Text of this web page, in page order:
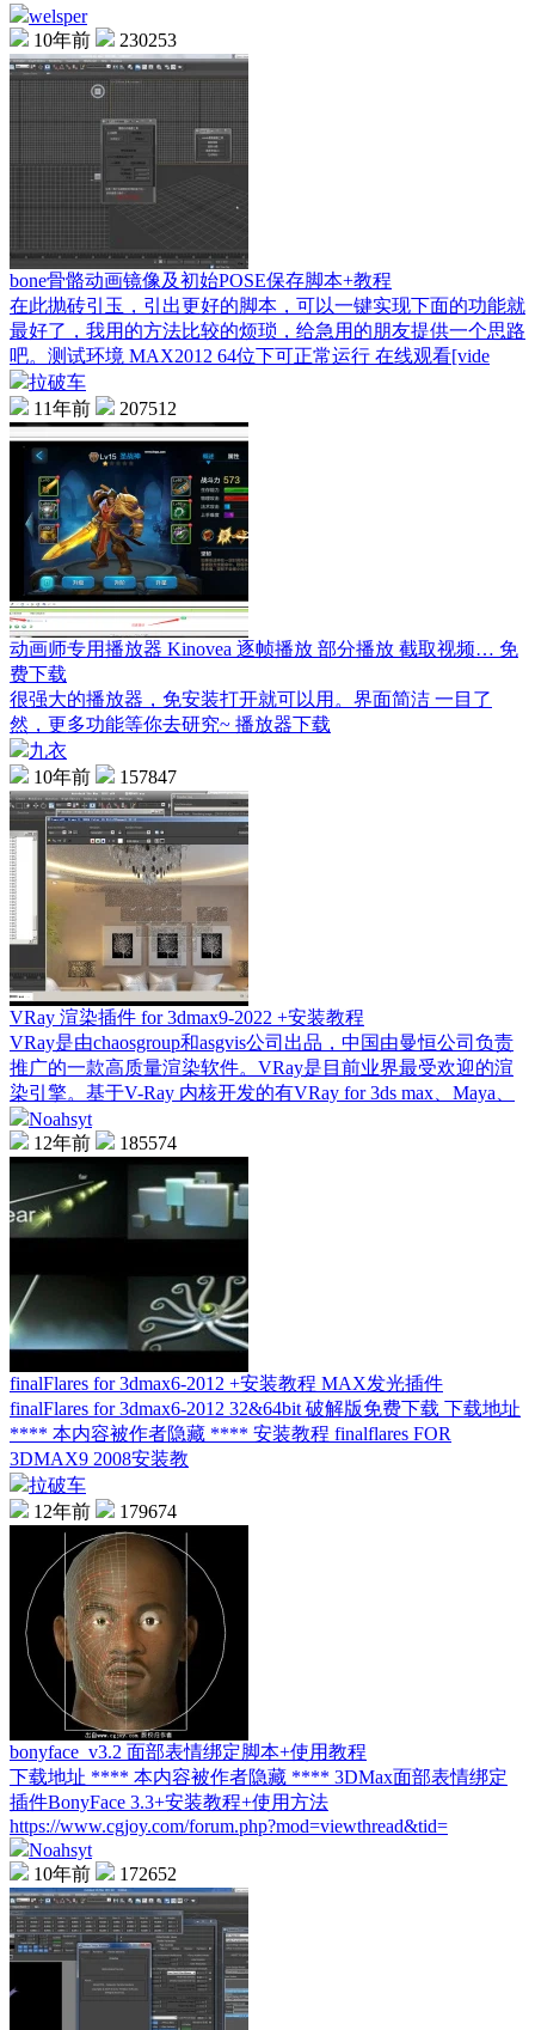
welsper
10年前
230253
bone骨骼动画镜像及初始POSE保存脚本+教程
在此抛砖引玉，引出更好的脚本，可以一键实现下面的功能就
最好了，我用的方法比较的烦琐，给急用的朋友提供一个思路
吧。测试环境 MAX2012 64位下可正常运行 在线观看[vide
拉破车
11年前
207512
动画师专用播放器 Kinovea 逐帧播放 部分播放 截取视频… 免
费下载
很强大的播放器，免安装打开就可以用。界面简洁 一目了
然，更多功能等你去研究~ 播放器下载
九衣
10年前
157847
VRay 渲染插件 for 3dmax9-2022 +安装教程
VRay是由chaosgroup和asgvis公司出品，中国由曼恒公司负责
推广的一款高质量渲染软件。VRay是目前业界最受欢迎的渲
染引擎。基于V-Ray 内核开发的有VRay for 3ds max、Maya、
Noahsyt
12年前
185574
finalFlares for 3dmax6-2012 +安装教程 MAX发光插件
finalFlares for 3dmax6-2012 32&64bit 破解版免费下载 下载地址
**** 本内容被作者隐藏 **** 安装教程 finalflares FOR
3DMAX9 2008安装教
拉破车
12年前
179674
bonyface_v3.2 面部表情绑定脚本+使用教程
下载地址 **** 本内容被作者隐藏 **** 3DMax面部表情绑定
插件BonyFace 3.3+安装教程+使用方法
https://www.cgjoy.com/forum.php?mod=viewthread&tid=
Noahsyt
10年前
172652